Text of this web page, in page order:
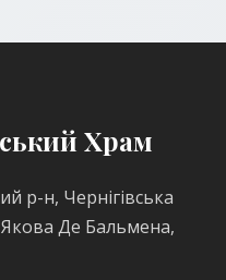
Храм
р-н, Чернігівська
Де Бальмена,